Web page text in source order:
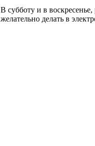
В субботу и в
желательно делать в